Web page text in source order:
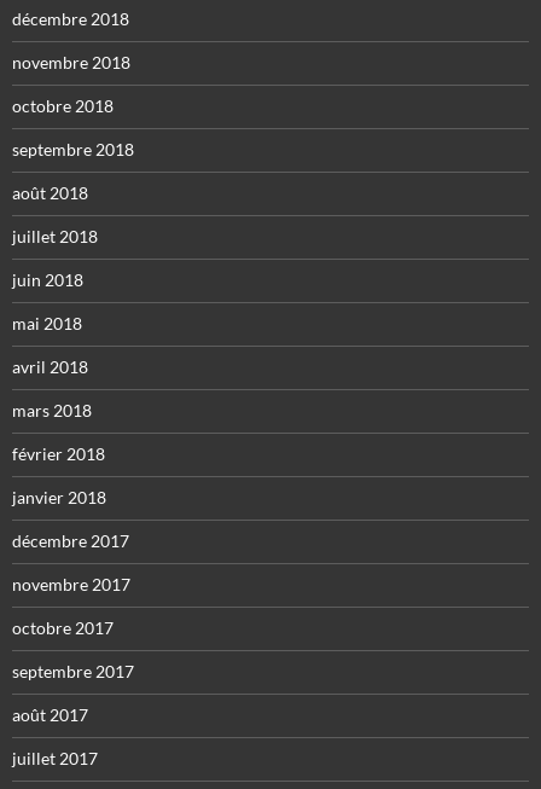
décembre 2018
novembre 2018
octobre 2018
septembre 2018
août 2018
juillet 2018
juin 2018
mai 2018
avril 2018
mars 2018
février 2018
janvier 2018
décembre 2017
novembre 2017
octobre 2017
septembre 2017
août 2017
juillet 2017